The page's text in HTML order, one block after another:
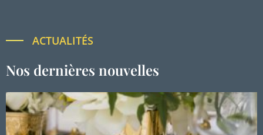
ACTUALITÉS
Nos dernières nouvelles